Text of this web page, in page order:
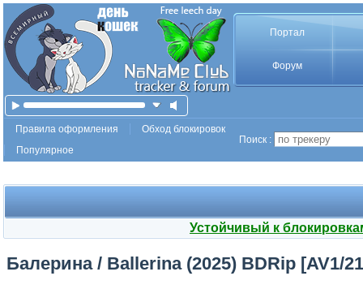
Портал
Форум
Правила оформления
Обход блокировок
Популярное
Поиск :
Устойчивый к
Балерина / Ballerina (2025) BDRip [AV1/